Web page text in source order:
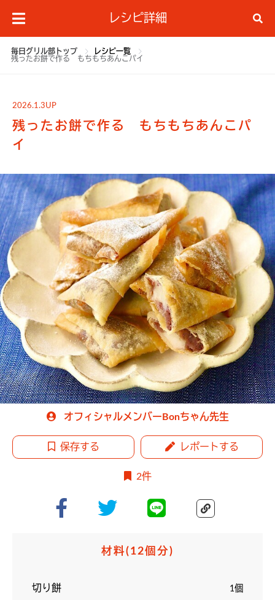
レシピ詳細
毎日グリル部トップ
レシピ一覧
残ったお餅で作る もちもちあんこパイ
2026.1.3UP
残ったお餅で作る もちもちあんこパ
イ
オフィシャルメンバーBonちゃん先生
保存する レポートする
2件
材料(12個分)
切り餅 1個